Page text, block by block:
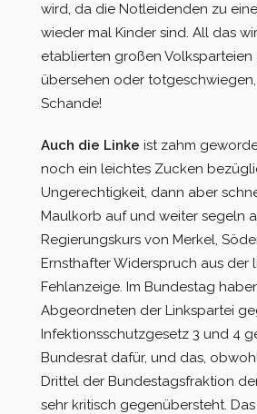
wird, da die Notleidenden zu
wieder mal Kinder sind. All das
etablierten großen
übersehen oder totgeschwiegen,
Schande!
Auch die Linke ist zahm
noch ein leichtes Zucken
Ungerechtigkeit, dann aber
Maulkorb auf und weiter segeln
Regierungskurs von Merkel,
Ernsthafter Widerspruch aus der
Fehlanzeige. Im Bundestag
Abgeordneten der Linkspartei
Infektionsschutzgesetz 3 und 4
Bundesrat dafür, und das,
Drittel der Bundestagsfraktion
sehr kritisch gegenübersteht. Das